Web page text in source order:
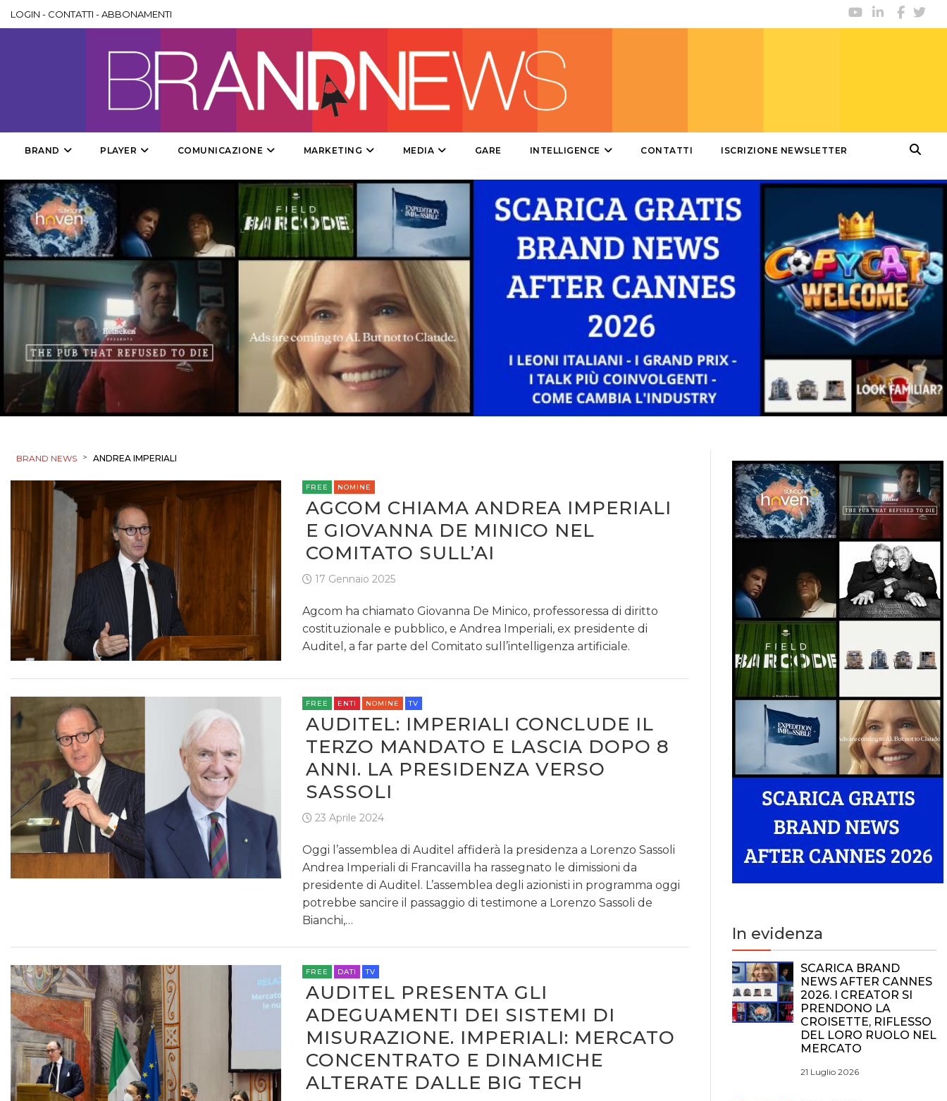
DATI
RICERCHE
PREVISIONI/SCENARI
NORMATIVE
CASE HISTORY
OPINIONI
LOGIN - CONTATTI -ABBONAMENTI
BRAND PLAYER COMUNICAZIONE MARKETING MEDIA GARE INTELLIGENCE CONTATTI ISCRIZIONE NEWSLETTER
BRAND NEWS > ANDREA IMPERIALI
FREE NOMINE
AGCOM CHIAMA ANDREA IMPERIALI
E GIOVANNA DE MINICO NEL
COMITATO SULL’AI
17 Gennaio 2025
Agcom ha chiamato Giovanna De Minico, professoressa di diritto
costituzionale e pubblico, e Andrea Imperiali, ex presidente di
Auditel, a far parte del Comitato sull’intelligenza artificiale.
FREE ENTI NOMINE TV
AUDITEL: IMPERIALI CONCLUDE IL
TERZO MANDATO E LASCIA DOPO 8
ANNI. LA PRESIDENZA VERSO
SASSOLI
23 Aprile 2024
Oggi l’assemblea di Auditel affiderà la presidenza a Lorenzo Sassoli
Andrea Imperiali di Francavilla ha rassegnato le dimissioni da
presidente di Auditel. L’assemblea degli azionisti in programma oggi
potrebbe sancire il passaggio di testimone a Lorenzo Sassoli de
Bianchi,…
FREE DATI TV
AUDITEL PRESENTA GLI
ADEGUAMENTI DEI SISTEMI DI
MISURAZIONE. IMPERIALI: MERCATO
CONCENTRATO E DINAMICHE
ALTERATE DALLE BIG TECH
In evidenza
SCARICA BRAND
NEWS AFTER CANNES
2026. I CREATOR SI
PRENDONO LA
CROISETTE, RIFLESSO
DEL LORO RUOLO NEL
MERCATO
21 Luglio 2026